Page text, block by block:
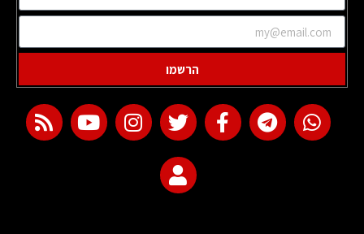
הרשמו